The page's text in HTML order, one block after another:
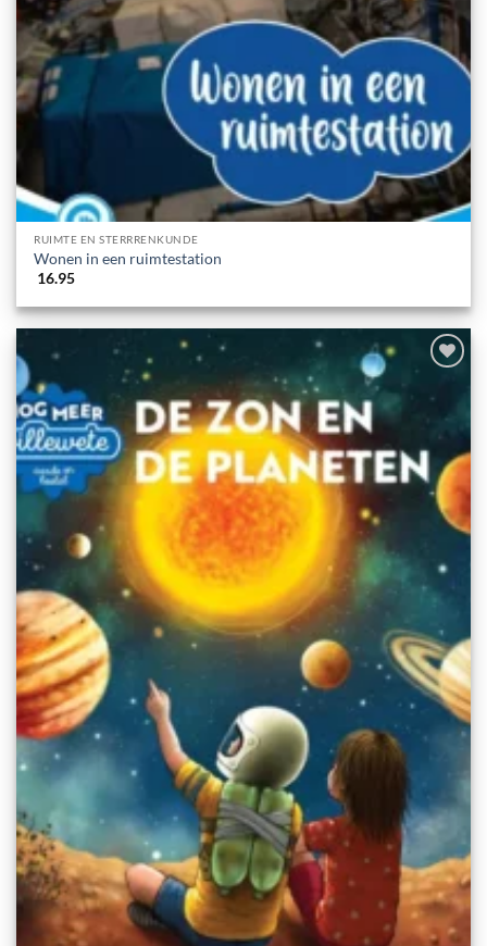
RUIMTE EN STERRRENKUNDE
Wonen in een ruimtestation
16.95